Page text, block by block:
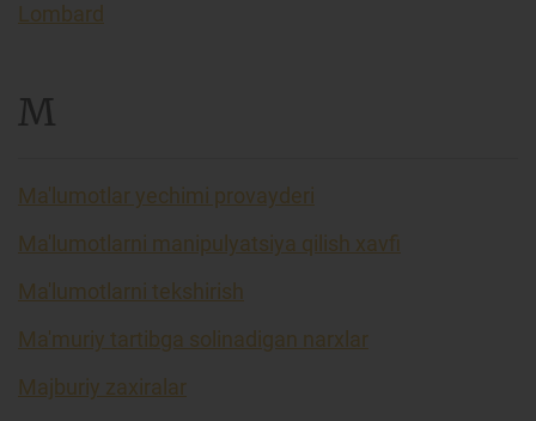
Lombard
M
Ma'lumotlar yechimi provayderi
Ma'lumotlarni manipulyatsiya qilish xavfi
Ma'lumotlarni tekshirish
Ma'muriy tartibga solinadigan narxlar
Majburiy zaxiralar